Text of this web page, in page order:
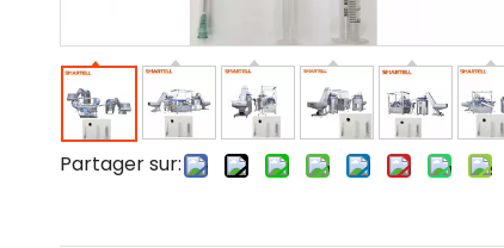
Partager sur: